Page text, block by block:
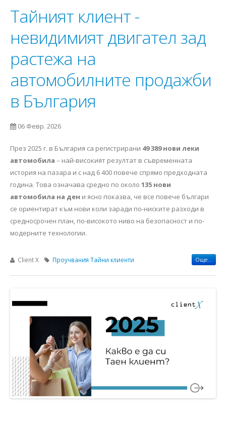
Тайният клиент -
невидимият двигател зад
растежа на
автомобилните продажби
в България
06 Февр. 2026
През 2025 г. в България са регистрирани 49 389 нови леки
автомобила – най-високият резултат в съвременната
история на пазара и с над 6 400 повече спрямо предходната
година. Това означава средно по около 135 нови
автомобила на ден и ясно показва, че все повече българи
се ориентират към нови коли заради по-ниските разходи в
средносрочен план, по-високото ниво на безопасност и по-
модерните технологии.
Client X Проучвания Тайни клиенти Още...